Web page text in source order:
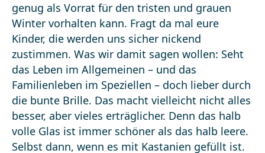
genug als Vorrat für den tristen und grauen
Winter vorhalten kann. Fragt da mal eure
Kinder, die werden uns sicher nickend
zustimmen. Was wir damit sagen wollen: Seht
das Leben im Allgemeinen – und das
Familienleben im Speziellen – doch lieber durch
die bunte Brille. Das macht vielleicht nicht alles
besser, aber vieles erträglicher. Denn das halb
volle Glas ist immer schöner als das halb leere.
Selbst dann, wenn es mit Kastanien gefüllt ist.